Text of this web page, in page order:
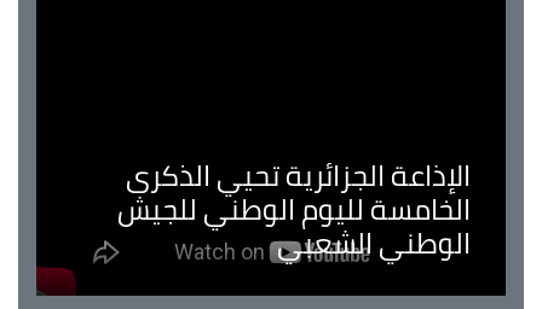
الإذاعة الجزائرية تحيي الذكرى
الخامسة لليوم الوطني للجيش
الوطني الشعبي